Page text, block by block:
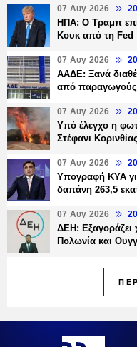
07 Αυγ 2026
ΗΠΑ: Ο Τραμπ
Κουκ από τη Fed
07 Αυγ 2026
ΑΑΔΕ: Ξανά
από παραγωγούς
07 Αυγ 2026
Υπό έλεγχο η
Στέφανι Κορινθίας
07 Αυγ 2026
Υπογραφή ΚΥΑ
δαπάνη 263,5
07 Αυγ 2026
ΔΕΗ:
Πολωνία και